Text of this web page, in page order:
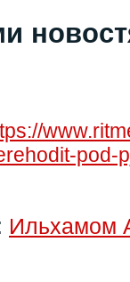
pod-
Ильхамом